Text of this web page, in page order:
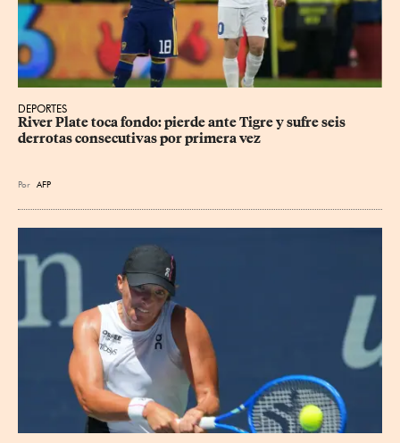
DEPORTES
River Plate toca fondo: pierde ante Tigre y sufre seis
derrotas consecutivas por primera vez
Por AFP